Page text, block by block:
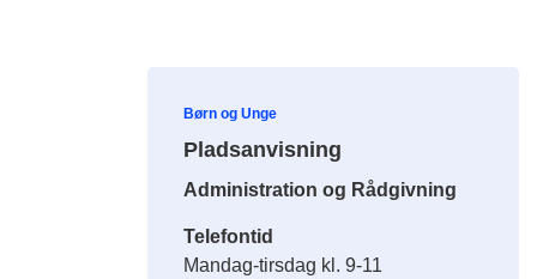
Børn og Unge
Pladsanvisning
Administration og Rådgivning
Telefontid
Mandag-tirsdag kl. 9-11